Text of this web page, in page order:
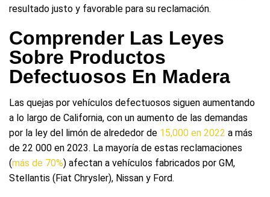
resultado justo y favorable para su reclamación.
Comprender Las Leyes
Sobre Productos
Defectuosos En Madera
Las quejas por vehículos defectuosos siguen aumentando
a lo largo de California, con un aumento de las demandas
por la ley del limón de alrededor de 15,000 en 2022 a más
de 22 000 en 2023. La mayoría de estas reclamaciones
(más de 70%) afectan a vehículos fabricados por GM,
Stellantis (Fiat Chrysler), Nissan y Ford.